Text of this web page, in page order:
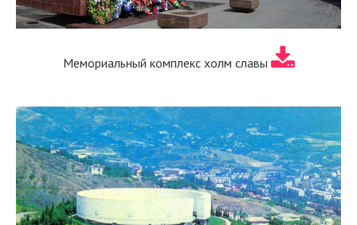
Мемориальный комплекс холм славы